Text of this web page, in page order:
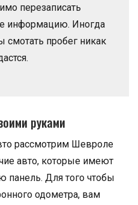
перезаписать
информацию. Иногда
смотать пробег никак
руками
рассмотрим Шевроле
авто, которые имеют
Для того чтобы
одометра, вам